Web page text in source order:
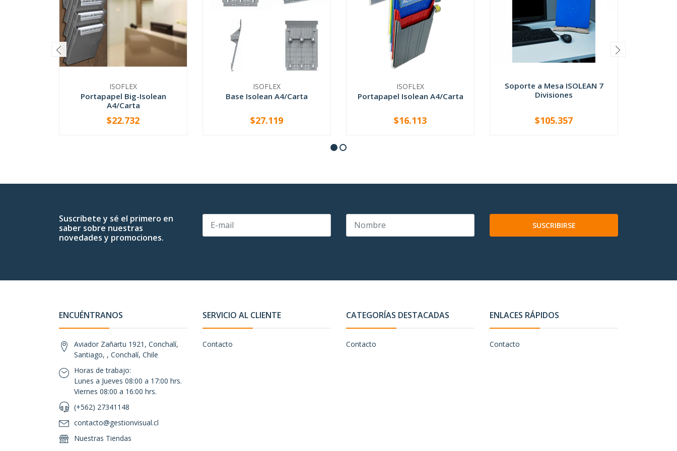
ISOFLEX
Portapapel Big-Isolean
A4/Carta
VER OPCIONES
$22.732
ISOFLEX
Base Isolean A4/Carta
+
$27.119
ISOFLEX
Portapapel Isolean A4/Carta
VER OPCIONES
$16.113
Soporte a Mesa ISOLEAN 7
Divisiones
+
$105.357
Suscríbete y sé el primero en
saber sobre nuestras
novedades y promociones.
SUSCRIBIRSE
ENCUÉNTRANOS
Aviador Zañartu 1921, Conchalí,
Santiago, , Conchalí, Chile
Horas de trabajo:
Lunes a Jueves 08:00 a 17:00 hrs.
Viernes 08:00 a 16:00 hrs.
(+562) 27341148
contacto@gestionvisual.cl
Nuestras Tiendas
SERVICIO AL CLIENTE
Contacto
CATEGORÍAS DESTACADAS
Contacto
ENLACES RÁPIDOS
Contacto